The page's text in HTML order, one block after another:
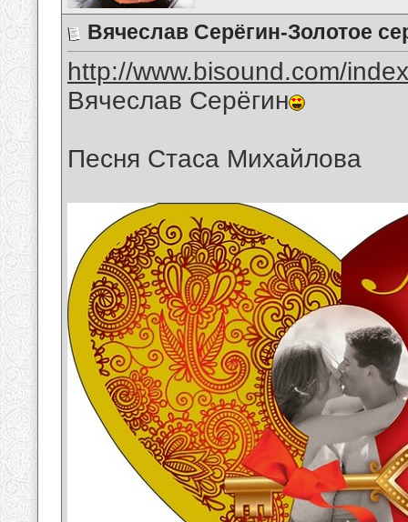
Вячеслав Серёгин-Золотое
http://www.bisound.com/
Вячеслав Серёгин
Песня Стаса Михайлова